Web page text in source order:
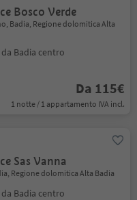
Bosco Verde
Badia, Regione dolomitica Alta
da Badia centro
Da 115€
1 notte / 1 appartamento IVA incl.
Sas Vanna
Regione dolomitica Alta Badia
da Badia centro